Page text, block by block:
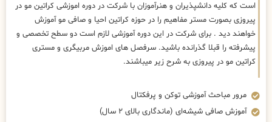
است که کلیه دانشپذیران و هنرآموزان با شرکت در دوره اموزشی کراتین مو در
پیروزی بصورت مستر مفاهیم را در حوزه کراتین احیا و صافی مو آموزش
خواهند دید . برای شرکت در این دوره آموزشی لازم است دو سطح تخصصی و
پیشرفته را قبلا گذرانده باشید. سرفصل های اموزش مربیگری و مستری
کراتین مو در پیروزی به شرح زیر میباشند.
مرور مباحث آموزشی توکن و پرفکتال
آموزش صافی شیشه‌ای (ماندگاری بالای ۲ سال)